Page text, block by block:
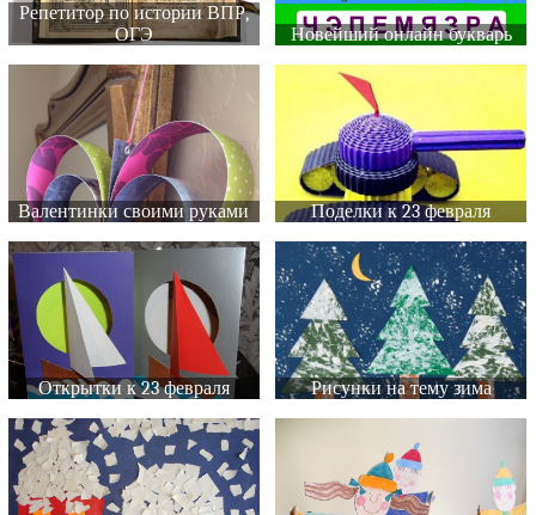
Репетитор по истории ВПР,
ОГЭ
Новейший онлайн букварь
Валентинки своими руками Поделки к 23 февраля
Открытки к 23 февраля Рисунки на тему зима